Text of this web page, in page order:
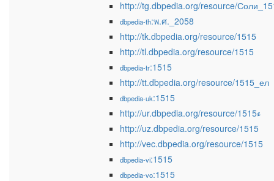
http://tg.dbpedia.org/resource/
dbpedia-th:พ.ศ._2058
http://tk.dbpedia.org/resource/1515
http://tl.dbpedia.org/resource/1515
dbpedia-tr:1515
http://tt.dbpedia.org/resource/1515_ел
dbpedia-uk:1515
http://ur.dbpedia.org/resource/1515ء
http://uz.dbpedia.org/resource/1515
http://vec.dbpedia.org/resource/1515
dbpedia-vi:1515
dbpedia-vo:1515